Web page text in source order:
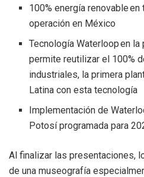
100% energía renovable
operación en México
Tecnología Waterloop en la
permite reutilizar el 100%
industriales, la primera
Latina con esta tecnología
Implementación de
Potosí programada para
Al finalizar las presentaciones,
de una museografía